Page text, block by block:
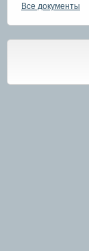
Все документы